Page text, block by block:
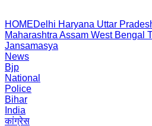
HOMEDelhi Haryana Uttar
Maharashtra Assam West Bengal
Jansamasya
News
Bjp
National
Police
Bihar
India
कांग्रेस